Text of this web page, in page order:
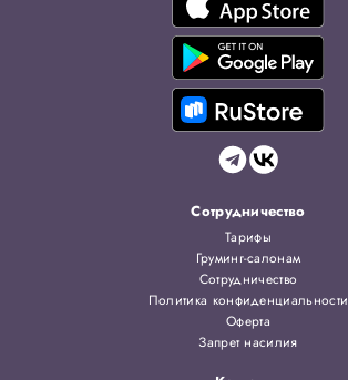
Сотрудничество
Тарифы
Груминг-салонам
Сотрудничество
Политика конфиденциальности
Оферта
Запрет насилия